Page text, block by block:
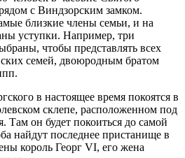
с Виндзорским замком.
близкие члены семьи, и на
уступки. Например, три
чтобы представлять всех
семей, двоюродным братом
в настоящее время покоятся в
склепе, расположенном под
Там он будет покоиться до самой
найдут последнее пристанище в
король Георг VI, его жена